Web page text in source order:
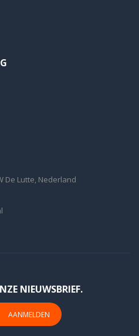
De Lutte, Nederland
NIEUWSBRIEF.
AANMELDEN